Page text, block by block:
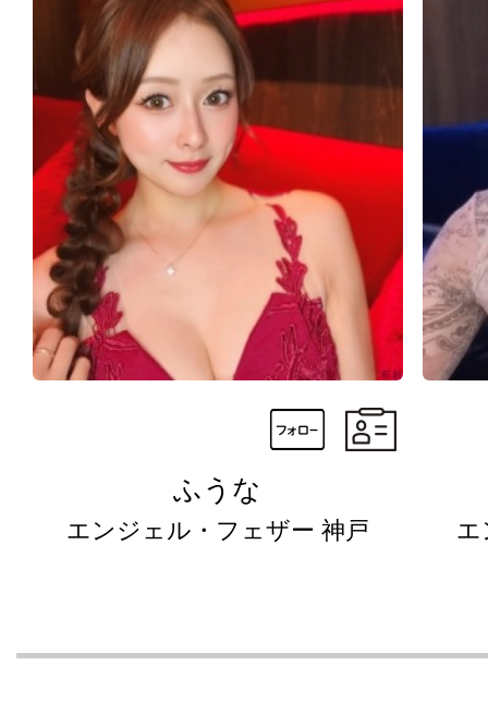
ふうな
エンジェル・フェザー 神戸 エ